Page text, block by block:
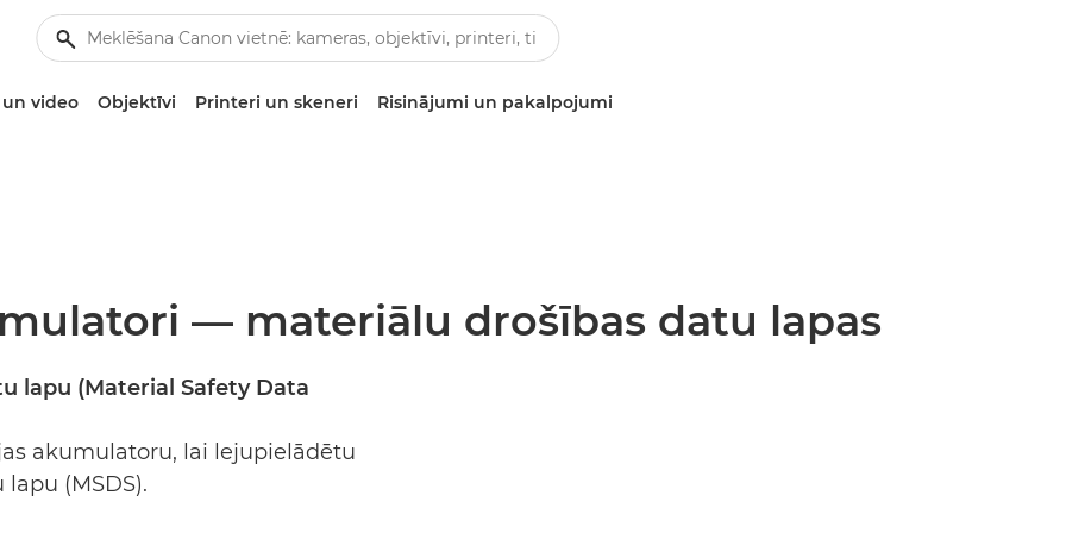
video Objektīvi Printeri un skeneri Risinājumi un pakalpojumi
— materiālu drošības datu lapas
lapu (Material Safety Data
akumulatoru, lai lejupielādētu
(MSDS).